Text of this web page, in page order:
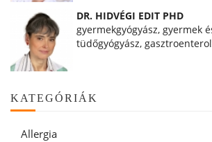
DR. HIDVÉGI EDIT PHD
gyermekgyógyász, gyermek
tüdőgyógyász,
KATEGÓRIÁK
Allergia